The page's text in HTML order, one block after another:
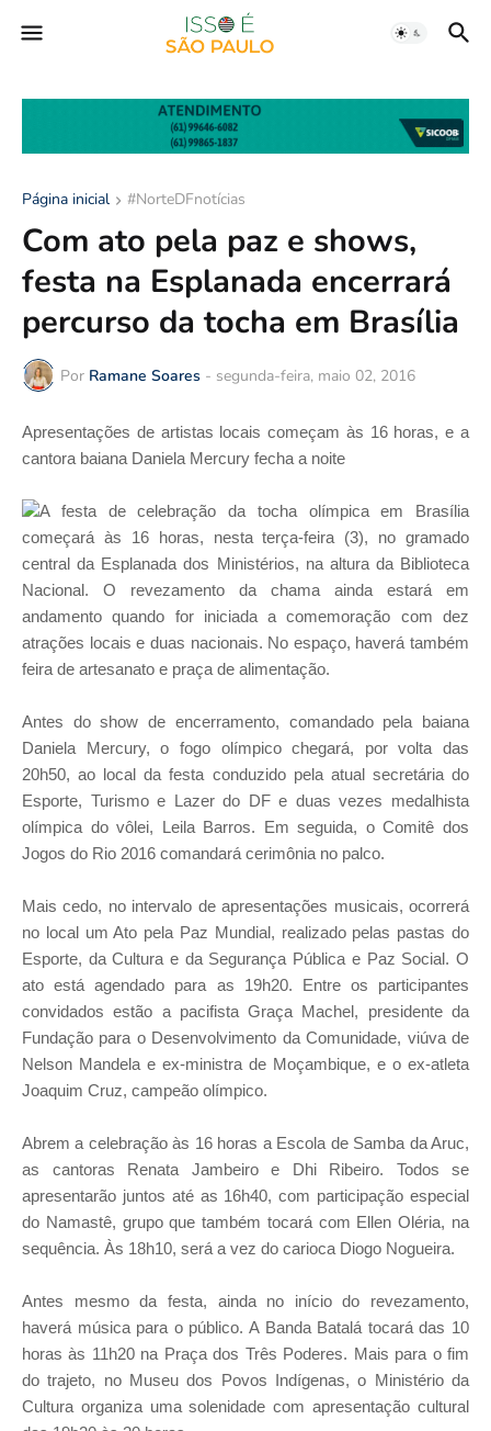
Página inicial #NorteDFnotícias
Com ato pela paz e shows,
festa na Esplanada encerrará
percurso da tocha em Brasília
Por Ramane Soares - segunda-feira, maio 02, 2016
Apresentações de artistas locais começam às 16 horas, e a
cantora baiana Daniela Mercury fecha a noite
A festa de celebração da tocha olímpica em Brasília
começará às 16 horas, nesta terça-feira (3), no gramado
central da Esplanada dos Ministérios, na altura da Biblioteca
Nacional. O revezamento da chama ainda estará em
andamento quando for iniciada a comemoração com dez
atrações locais e duas nacionais. No espaço, haverá também
feira de artesanato e praça de alimentação.
Antes do show de encerramento, comandado pela baiana
Daniela Mercury, o fogo olímpico chegará, por volta das
20h50, ao local da festa conduzido pela atual secretária do
Esporte, Turismo e Lazer do DF e duas vezes medalhista
olímpica do vôlei, Leila Barros. Em seguida, o Comitê dos
Jogos do Rio 2016 comandará cerimônia no palco.
Mais cedo, no intervalo de apresentações musicais, ocorrerá
no local um Ato pela Paz Mundial, realizado pelas pastas do
Esporte, da Cultura e da Segurança Pública e Paz Social. O
ato está agendado para as 19h20. Entre os participantes
convidados estão a pacifista Graça Machel, presidente da
Fundação para o Desenvolvimento da Comunidade, viúva de
Nelson Mandela e ex-ministra de Moçambique, e o ex-atleta
Joaquim Cruz, campeão olímpico.
Abrem a celebração às 16 horas a Escola de Samba da Aruc,
as cantoras Renata Jambeiro e Dhi Ribeiro. Todos se
apresentarão juntos até as 16h40, com participação especial
do Namastê, grupo que também tocará com Ellen Oléria, na
sequência. Às 18h10, será a vez do carioca Diogo Nogueira.
Antes mesmo da festa, ainda no início do revezamento,
haverá música para o público. A Banda Batalá tocará das 10
horas às 11h20 na Praça dos Três Poderes. Mais para o fim
do trajeto, no Museu dos Povos Indígenas, o Ministério da
Cultura organiza uma solenidade com apresentação cultural